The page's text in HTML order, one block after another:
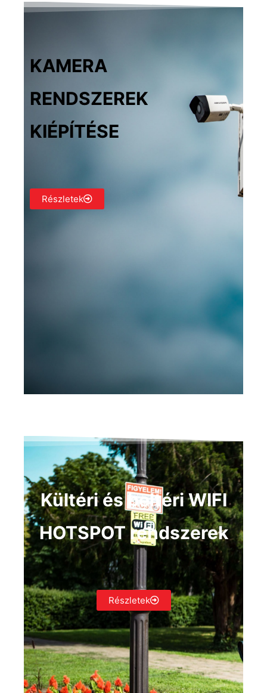
KAMERA
RENDSZEREK
KIÉPÍTÉSE
Részletek
Kültéri és beltéri WIFI
HOTSPOT rendszerek
Részletek